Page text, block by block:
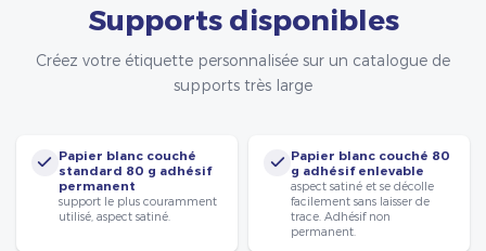
Supports disponibles
Créez votre étiquette personnalisée sur un catalogue de
supports très large
Papier blanc couché
standard 80 g adhésif
permanent
support le plus couramment
utilisé, aspect satiné.
Papier blanc couché 80
g adhésif enlevable
aspect satiné et se décolle
facilement sans laisser de
trace. Adhésif non
permanent.